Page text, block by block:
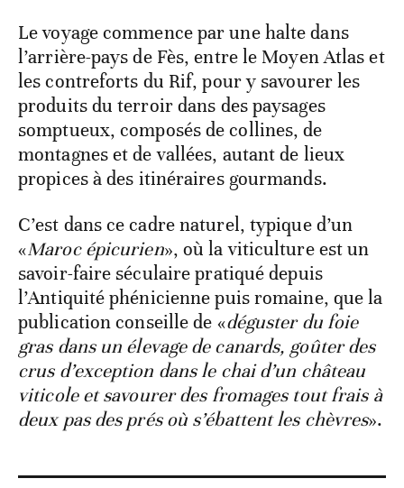
Le voyage commence par une halte dans
l’arrière-pays de Fès, entre le Moyen Atlas et
les contreforts du Rif, pour y savourer les
produits du terroir dans des paysages
somptueux, composés de collines, de
montagnes et de vallées, autant de lieux
propices à des itinéraires gourmands.
C’est dans ce cadre naturel, typique d’un
«Maroc épicurien», où la viticulture est un
savoir-faire séculaire pratiqué depuis
l’Antiquité phénicienne puis romaine, que la
publication conseille de «déguster du foie
gras dans un élevage de canards, goûter des
crus d’exception dans le chai d’un château
viticole et savourer des fromages tout frais à
deux pas des prés où s’ébattent les chèvres».